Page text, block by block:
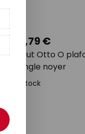
HerzBlut Otto O
rectangle noyer
1 295,79 €
En stock